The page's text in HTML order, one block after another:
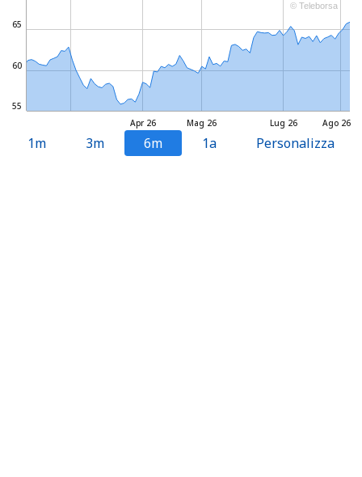
Mag 26 Ago 26
Apr 26 Lug 26
55
60
65
© Teleborsa
1m 3m 6m 1a Personalizza